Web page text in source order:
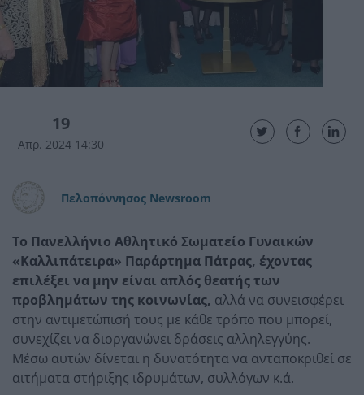
19
Απρ. 2024 14:30
Πελοπόννησος Newsroom
Το Πανελλήνιο Αθλητικό Σωματείο Γυναικών
«Καλλιπάτειρα» Παράρτημα Πάτρας, έχοντας
επιλέξει να μην είναι απλός θεατής των
προβλημάτων της κοινωνίας, αλλά να συνεισφέρει
στην αντιμετώπισή τους με κάθε τρόπο που μπορεί,
συνεχίζει να διοργανώνει δράσεις αλληλεγγύης.
Μέσω αυτών δίνεται η δυνατότητα να ανταποκριθεί σε
αιτήματα στήριξης ιδρυμάτων, συλλόγων κ.ά.